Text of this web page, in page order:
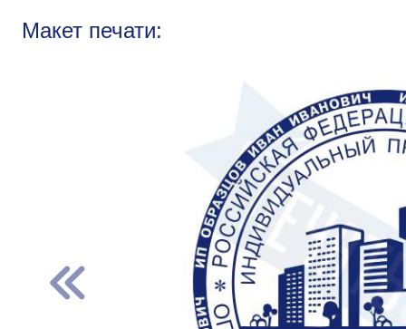
Макет печати: